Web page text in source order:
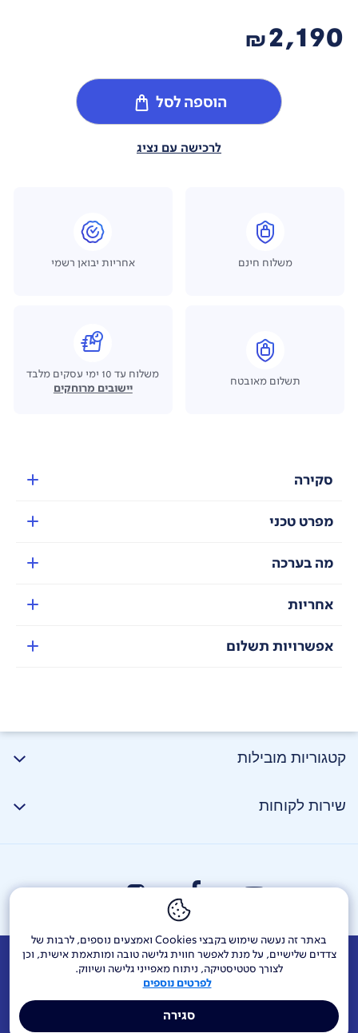
באתר זה נעשה שימוש בקבצי Cookies ואמצעים נוספים, לרבות של
צדדים שלישיים, על מנת לאפשר חווית גלישה טובה ומותאמת אישית, וכן
לצורך סטטיסטיקה, ניתוח מאפייני גלישה ושיווק.
לפרטים נוספים
סגירה
2,190
₪
הוספה לסל
לרכישה עם נציג
משלוח חינם אחריות יבואן רשמי
תשלום מאובטח
משלוח עד 10 ימי עסקים מלבד
יישובים מרוחקים
סקירה
מפרט טכני
מה בערכה
אחריות
אפשרויות תשלום
קטגוריות מובילות
שירות לקוחות
אודות דרושים צור קשר Investor Relations
הודעות חברה
מוקדי שירות ופניות ציבור
144 בזק בינלאומי
אתר הרכש